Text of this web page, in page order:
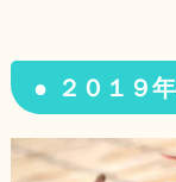
２０１９